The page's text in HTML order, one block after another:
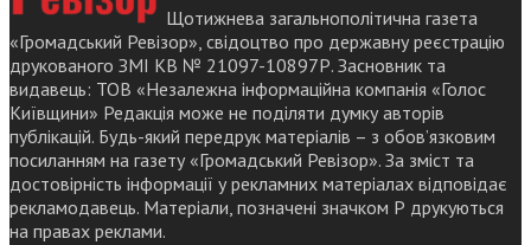
Щотижнева загальнополітична газета
«Громадський Ревізор», свідоцтво про державну реєстрацію
друкованого ЗМІ КВ № 21097-10897Р. Засновник та
видавець: ТОВ «Незалежна інформаційна компанія «Голос
Київщини» Редакція може не поділяти думку авторів
публікацій. Будь-який передрук матеріалів – з обов’язковим
посиланням на газету «Громадський Ревізор». За зміст та
достовірність інформації у рекламних матеріалах відповідає
рекламодавець. Матеріали, позначені значком Р друкуються
на правах реклами.